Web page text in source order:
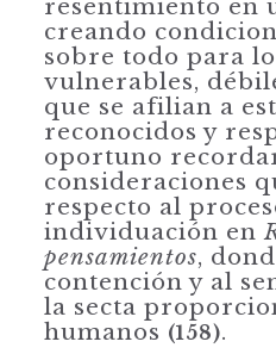
resentimiento en
creando
sobre todo para
vulnerables,
que se afilian a
reconocidos y
oportuno
consideraciones
respecto al
individuación en
pensamientos,
contención y al
la secta
humanos (158).